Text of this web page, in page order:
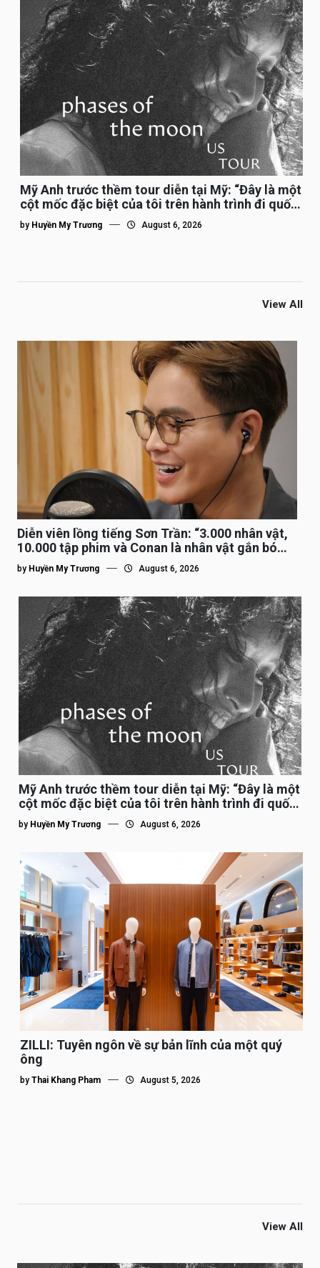
Mỹ Anh trước thềm tour diễn tại Mỹ: “Đây là một
cột mốc đặc biệt của tôi trên hành trình đi quốc
tế”
by Huyền My Trương August 6, 2026
View All
Diễn viên lồng tiếng Sơn Trần: “3.000 nhân vật,
10.000 tập phim và Conan là nhân vật gắn bó
lâu nhất”
by Huyền My Trương August 6, 2026
Mỹ Anh trước thềm tour diễn tại Mỹ: “Đây là một
cột mốc đặc biệt của tôi trên hành trình đi quốc
tế”
by Huyền My Trương August 6, 2026
ZILLI: Tuyên ngôn về sự bản lĩnh của một quý
ông
by Thai Khang Pham August 5, 2026
View All